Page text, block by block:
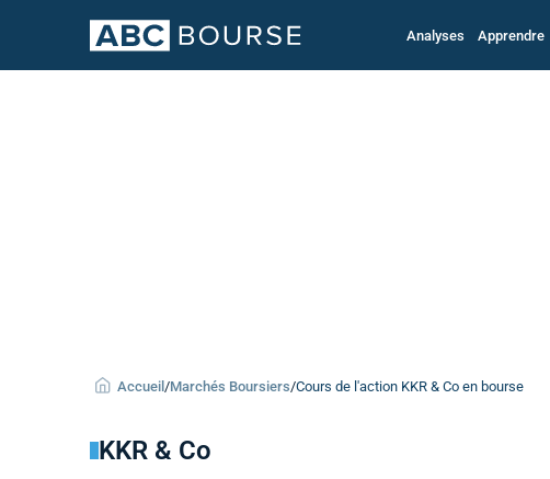
Analyses Apprendre
Accueil /Marchés Boursiers/Cours de l'action KKR & Co en bourse
KKR & Co